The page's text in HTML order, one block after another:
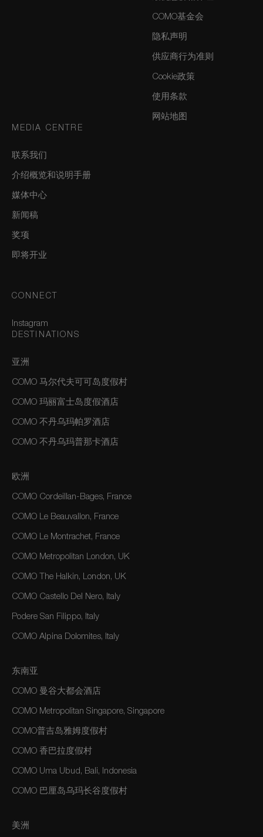
COMO基金会
隐私声明
供应商行为准则
Cookie政策
使用条款
网站地图
MEDIA CENTRE
联系我们
介绍概览和说明手册
媒体中心
新闻稿
奖项
即将开业
CONNECT
Instagram
DESTINATIONS
亚洲
COMO 马尔代夫可可岛度假村
COMO 玛丽富士岛度假酒店
COMO 不丹乌玛帕罗酒店
COMO 不丹乌玛普那卡酒店
欧洲
COMO Cordeillan-Bages, France
COMO Le Beauvallon, France
COMO Le Montrachet, France
COMO Metropolitan London, UK
COMO The Halkin, London, UK
COMO Castello Del Nero, Italy
Podere San Filippo, Italy
COMO Alpina Dolomites, Italy
东南亚
COMO 曼谷大都会酒店
COMO Metropolitan Singapore, Singapore
COMO普吉岛雅姆度假村
COMO 香巴拉度假村
COMO Uma Ubud, Bali, Indonesia
COMO 巴厘岛乌玛长谷度假村
美洲